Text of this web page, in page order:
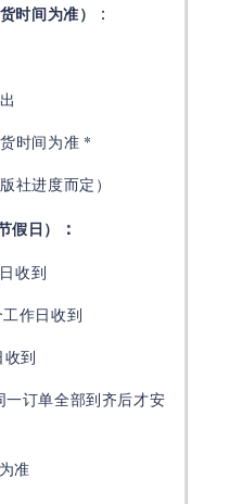
时间为准） ：
时间为准 *
社进度而定 ）
假日） ：
收到
作日收到
到
订单全部到齐后才安
准